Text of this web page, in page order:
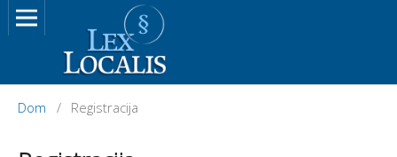
Dom / Registracija